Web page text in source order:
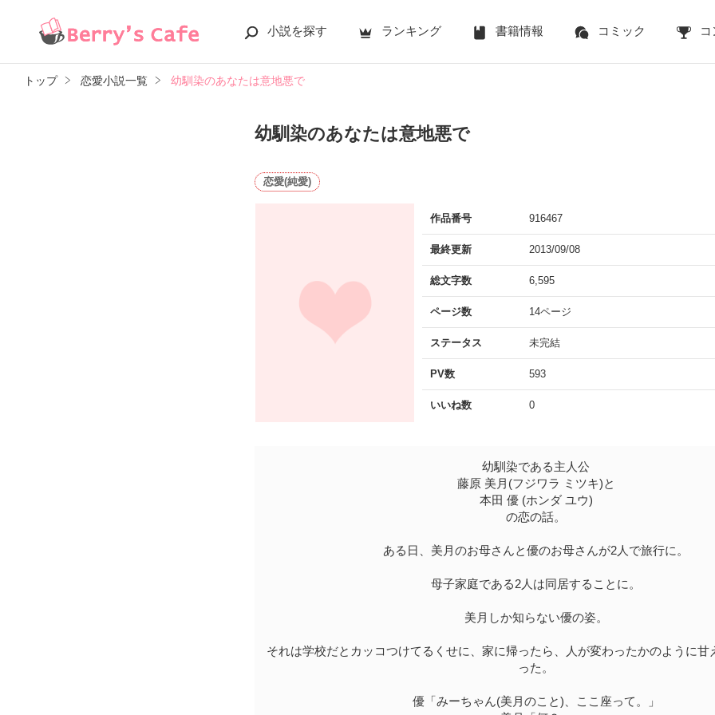
小説を探す ランキング 書籍情報 コミック コ
トップ 恋愛小説一覧 幼馴染のあなたは意地悪で
幼馴染のあなたは意地悪で
恋愛(純愛)
作品番号 916467
最終更新 2013/09/08
総文字数 6,595
ページ数 14ページ
ステータス 未完結
PV数 593
いいね数 0
幼馴染である主人公
藤原 美月(フジワラ ミツキ)と
本田 優 (ホンダ ユウ)
の恋の話。
ある日、美月のお母さんと優のお母さんが2人で旅行に。
母子家庭である2人は同居することに。
美月しか知らない優の姿。
それは学校だとカッコつけてるくせに、家に帰ったら、人が変わったかのように甘
った。
優「みーちゃん(美月のこと)、ここ座って。」